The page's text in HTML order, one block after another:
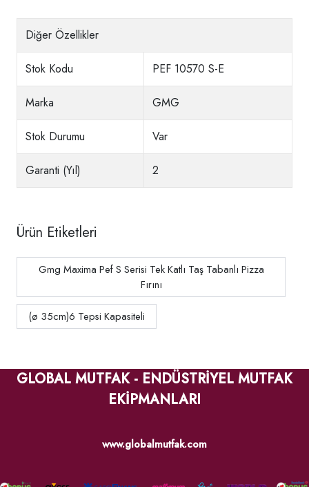
Diğer Özellikler
Stok Kodu PEF 10570 S-E
Marka GMG
Stok Durumu Var
Garanti (Yıl) 2
Ürün Etiketleri
Gmg Maxima Pef S Serisi Tek Katlı Taş Tabanlı Pizza
Fırını
(ø 35cm)6 Tepsi Kapasiteli
GLOBAL MUTFAK - ENDÜSTRİYEL MUTFAK
EKİPMANLARI
www.globalmutfak.com